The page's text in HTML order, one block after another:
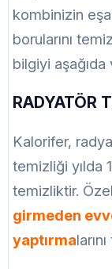
kombinizin
borularını
bilgiyi aşağıda
RADYATÖR
Kalorifer,
temizliği yılda
temizliktir.
girmeden
yaptırma